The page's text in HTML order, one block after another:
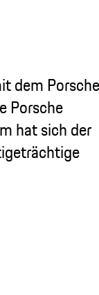
dem Porsche
Porsche
hat sich der